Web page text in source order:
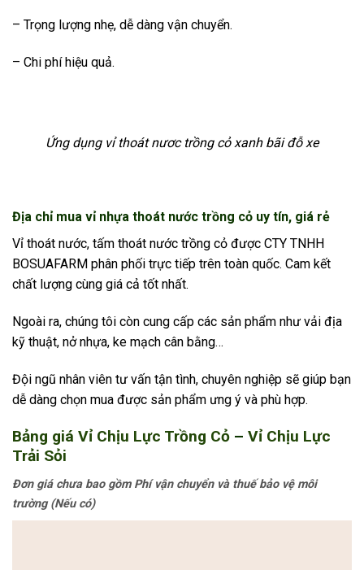
– Trọng lượng nhẹ, dễ dàng vận chuyển.
– Chi phí hiệu quả.
Ứng dụng vỉ thoát nươc trồng cỏ xanh bãi đỗ xe
Địa chỉ mua vỉ nhựa thoát nước trồng cỏ uy tín, giá rẻ
Vỉ thoát nước, tấm thoát nước trồng cỏ được CTY TNHH
BOSUAFARM phân phối trực tiếp trên toàn quốc. Cam kết
chất lượng cùng giá cả tốt nhất.
Ngoài ra, chúng tôi còn cung cấp các sản phẩm như vải địa
kỹ thuật, nở nhựa, ke mạch cân bằng…
Đội ngũ nhân viên tư vấn tận tình, chuyên nghiệp sẽ giúp bạn
dễ dàng chọn mua được sản phẩm ưng ý và phù hợp.
Bảng giá Vỉ Chịu Lực Trồng Cỏ – Vỉ Chịu Lực
Trải Sỏi
Đơn giá chưa bao gồm Phí vận chuyển và thuế bảo vệ môi
trường (Nếu có)